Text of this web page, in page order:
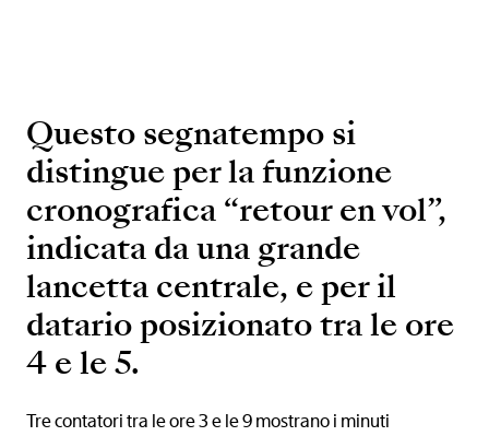
Questo segnatempo si
distingue per la funzione
cronografica “retour en vol”,
indicata da una grande
lancetta centrale, e per il
datario posizionato tra le ore
4 e le 5.
Tre contatori tra le ore 3 e le 9 mostrano i minuti